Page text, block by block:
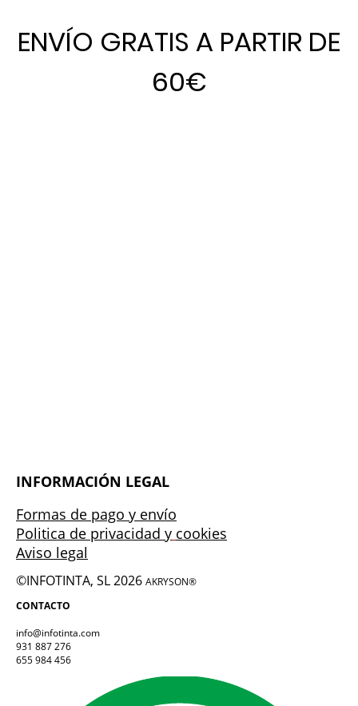
ENVÍO GRATIS A PARTIR DE
60€
INFORMACIÓN LEGAL
Formas de pago y envío
Politica de privacidad y cookies
Aviso legal
©INFOTINTA, SL 2026 AKRYSON®
CONTACTO
info@infotinta.com
931 887 276
655 984 456